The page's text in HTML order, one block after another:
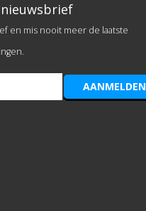
en mis nooit meer de laatste
AANMELDEN